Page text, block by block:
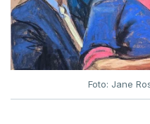
Foto: Jane